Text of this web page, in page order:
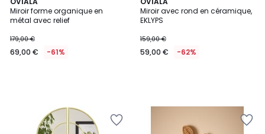
Miroir forme organique en
métal avec relief
179,00 €
69,00 € -61%
Miroir avec rond en céramique,
EKLYPS
159,00 €
59,00 € -62%